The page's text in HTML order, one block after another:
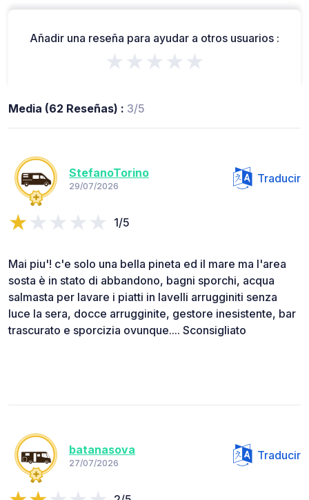
Añadir una reseña para ayudar a otros usuarios :
★★★★★
Media (62 Reseñas) : 3/5
StefanoTorino
29/07/2026
Traducir
1/5
Mai piu'! c'e solo una bella pineta ed il mare ma l'area
sosta è in stato di abbandono, bagni sporchi, acqua
salmasta per lavare i piatti in lavelli arrugginiti senza
luce la sera, docce arrugginite, gestore inesistente, bar
trascurato e sporcizia ovunque.... Sconsigliato
batanasova
27/07/2026
Traducir